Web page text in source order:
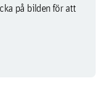
på bilden för att